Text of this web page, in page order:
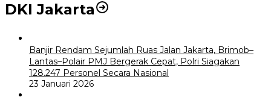
DKI Jakarta
Banjir Rendam Sejumlah Ruas Jalan Jakarta, Brimob–
Lantas–Polair PMJ Bergerak Cepat, Polri Siagakan
128.247 Personel Secara Nasional
23 Januari 2026